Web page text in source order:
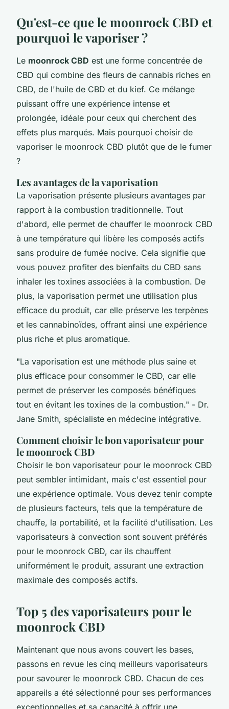
Qu'est-ce que le moonrock CBD et
pourquoi le vaporiser ?
Le moonrock CBD est une forme concentrée de
CBD qui combine des fleurs de cannabis riches en
CBD, de l'huile de CBD et du kief. Ce mélange
puissant offre une expérience intense et
prolongée, idéale pour ceux qui cherchent des
effets plus marqués. Mais pourquoi choisir de
vaporiser le moonrock CBD plutôt que de le fumer
?
Les avantages de la vaporisation
La vaporisation présente plusieurs avantages par
rapport à la combustion traditionnelle. Tout
d'abord, elle permet de chauffer le moonrock CBD
à une température qui libère les composés actifs
sans produire de fumée nocive. Cela signifie que
vous pouvez profiter des bienfaits du CBD sans
inhaler les toxines associées à la combustion. De
plus, la vaporisation permet une utilisation plus
efficace du produit, car elle préserve les terpènes
et les cannabinoïdes, offrant ainsi une expérience
plus riche et plus aromatique.
"La vaporisation est une méthode plus saine et
plus efficace pour consommer le CBD, car elle
permet de préserver les composés bénéfiques
tout en évitant les toxines de la combustion." - Dr.
Jane Smith, spécialiste en médecine intégrative.
Comment choisir le bon vaporisateur pour
le moonrock CBD
Choisir le bon vaporisateur pour le moonrock CBD
peut sembler intimidant, mais c'est essentiel pour
une expérience optimale. Vous devez tenir compte
de plusieurs facteurs, tels que la température de
chauffe, la portabilité, et la facilité d'utilisation. Les
vaporisateurs à convection sont souvent préférés
pour le moonrock CBD, car ils chauffent
uniformément le produit, assurant une extraction
maximale des composés actifs.
Top 5 des vaporisateurs pour le
moonrock CBD
Maintenant que nous avons couvert les bases,
passons en revue les cinq meilleurs vaporisateurs
pour savourer le moonrock CBD. Chacun de ces
appareils a été sélectionné pour ses performances
exceptionnelles et sa capacité à offrir une